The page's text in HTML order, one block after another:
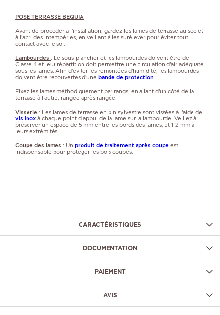
POSE TERRASSE BEQUIA
Avant de procéder à l’installation, gardez les lames de terrasse au sec et
à l’abri des intempéries, en veillant à les surélever pour éviter tout
contact avec le sol.
Lambourdes : Le sous-plancher et les lambourdes doivent être de
Classe 4 et leur répartition doit permettre une circulation d’air adéquate
sous les lames. Afin d’éviter les remontées d’humidité, les lambourdes
doivent être recouvertes d’une bande de protection
Fixez les lames méthodiquement par rangs, en allant d’un côté de la
terrasse à l’autre, rangée après rangée.
Visserie : Les lames de terrasse en pin sylvestre sont vissées à l’aide de
vis Inox à chaque point d'appui de la lame sur la lambourde. Veillez à
préserver un espace de 5 mm entre les bords des lames, et 1-2 mm à
leurs extrémités.
Coupe des lames : Un produit de traitement après coupe est
indispensable pour protéger les bois coupés.
CARACTÉRISTIQUES
DOCUMENTATION
PAIEMENT
AVIS